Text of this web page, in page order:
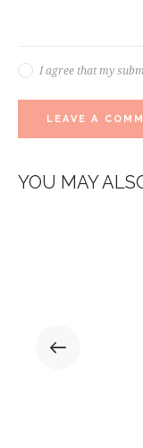
I agree that my
YOU MAY